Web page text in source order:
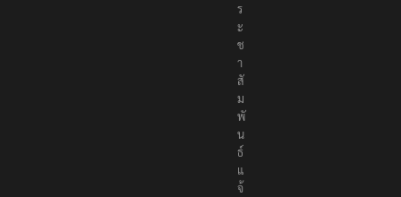
ร
ะ
ช
า
สั
ม
พั
น
ธ์
แ
จ้